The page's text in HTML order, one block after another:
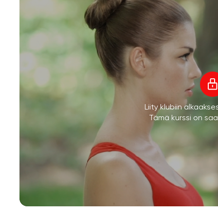
Liity klubiin
Tämä kurssi on